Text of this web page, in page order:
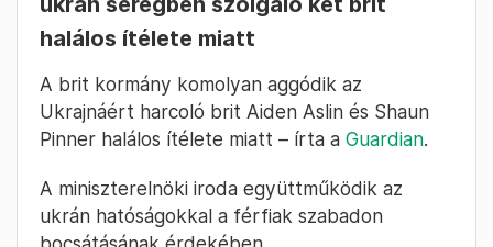
halálos ítélete miatt
A brit kormány komolyan aggódik az
Ukrajnáért harcoló brit Aiden Aslin és Shaun
Pinner halálos ítélete miatt – írta a Guardian.
A miniszterelnöki iroda együttműködik az
ukrán hatóságokkal a férfiak szabadon